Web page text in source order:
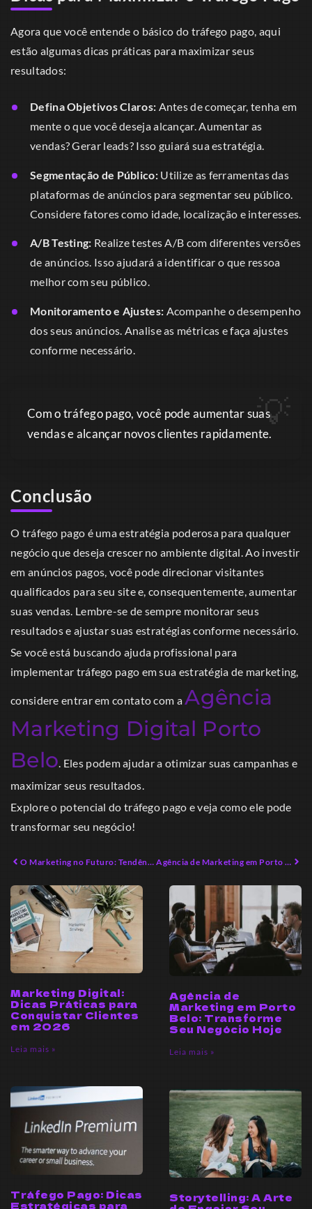
Agora que você entende o básico do tráfego pago, aqui
estão algumas dicas práticas para maximizar seus
resultados:
Defina Objetivos Claros: Antes de começar, tenha em
mente o que você deseja alcançar. Aumentar as
vendas? Gerar leads? Isso guiará sua estratégia.
Segmentação de Público:Utilize as ferramentas das
plataformas de anúncios para segmentar seu público.
Considere fatores como idade, localização e interesses.
A/B Testing: Realize testes A/B com diferentes versões
de anúncios. Isso ajudará a identificar o que ressoa
melhor com seu público.
Monitoramento e Ajustes: Acompanhe o desempenho
dos seus anúncios. Analise as métricas e faça ajustes
conforme necessário.
Com o tráfego pago, você pode aumentar suas
vendas e alcançar novos clientes rapidamente.
Conclusão
O tráfego pago é uma estratégia poderosa para qualquer
negócio que deseja crescer no ambiente digital. Ao investir
em anúncios pagos, você pode direcionar visitantes
qualificados para seu site e, consequentemente, aumentar
suas vendas. Lembre-se de sempre monitorar seus
resultados e ajustar suas estratégias conforme necessário.
Se você está buscando ajuda profissional para
implementar tráfego pago em sua estratégia de marketing,
considere entrar em contato com aAgência
Marketing Digital Porto
Belo . Eles podem ajudar a otimizar suas campanhas e
maximizar seus resultados.
Explore o potencial do tráfego pago e veja como ele pode
transformar seu negócio!
O Marketing no Futuro: Tendências e Inovações para 2026 Agência de Marketing em Porto Belo: Transforme Sua Visibilidade Local
Marketing Digital:
Dicas Práticas para
Conquistar Clientes
em 2026
Leia mais »
Agência de
Marketing em Porto
Belo: Transforme
Seu Negócio Hoje
Leia mais »
Tráfego Pago: Dicas
Estratégicas para
Storytelling: A Arte